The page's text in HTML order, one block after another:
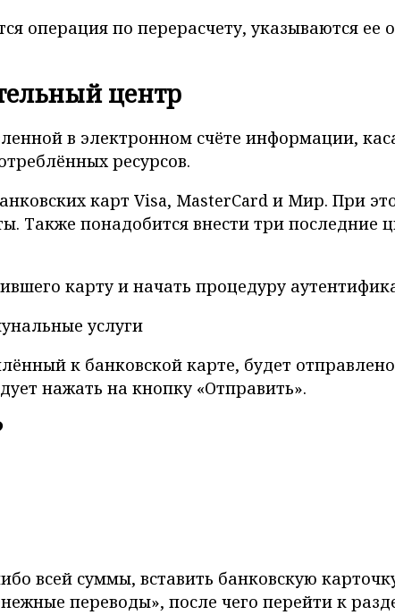
операция по перерасчету, указываются ее
центр
в электронном счёте информации,
ресурсов.
карт Visa, MasterCard и Мир. При
Также понадобится внести три последние
карту и начать процедуру
к банковской карте, будет
нажать на кнопку «Отправить».
всей суммы, вставить банковскую
переводы», после чего перейти к